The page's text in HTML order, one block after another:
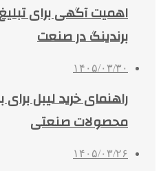
اهمیت آگهی برای
برندینگ در صنعت
۱۴۰۵/۰۳/۳۰
راهنمای خرید لیبل
محصولات صنعتی
۱۴۰۵/۰۳/۲۶